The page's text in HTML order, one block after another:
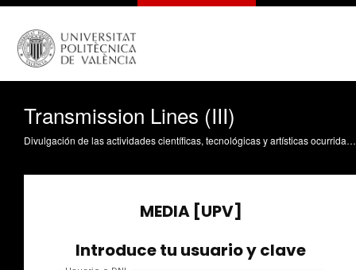
Transmission Lines (III)
Divulgación de las actividades científicas, tecnológicas y artísticas ocurridas en los tres campus de la UPV